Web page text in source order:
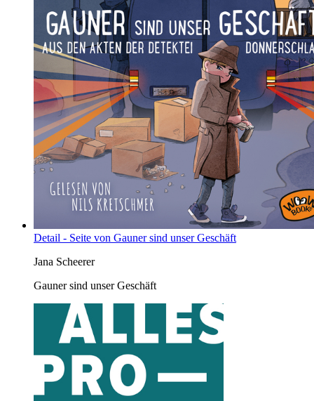
Detail - Seite von Gauner sind unser Geschäft
Jana Scheerer
Gauner sind unser Geschäft